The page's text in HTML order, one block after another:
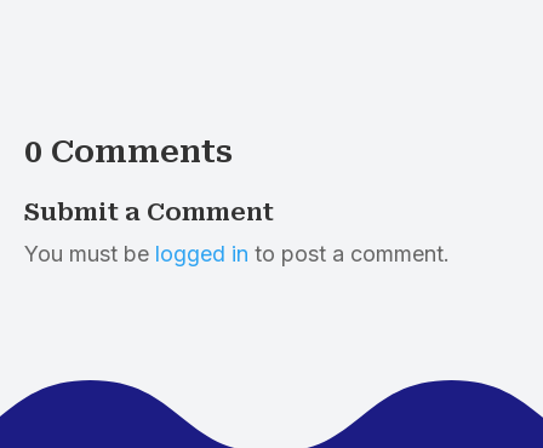
0 Comments
Submit a Comment
You must be logged in to post a comment.